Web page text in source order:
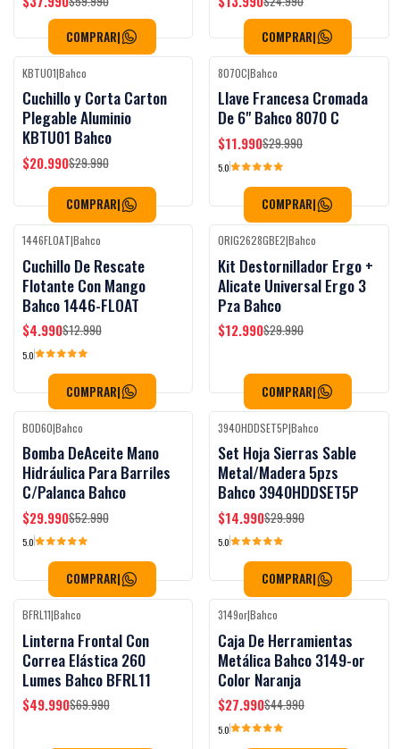
COMPRAR|
COMPRAR|
-30%OFF
KBTU01|Bahco
Cuchillo y Corta Carton
Plegable Aluminio
KBTU01 Bahco
$20.990$29.990
COMPRAR|
-60%OFF
8070C|Bahco
Llave Francesa Cromada
De 6" Bahco 8070 C
$11.990$29.990
5.0
COMPRAR|
-62%OFF
1446FLOAT|Bahco
Cuchillo De Rescate
Flotante Con Mango
Bahco 1446-FLOAT
$4.990$12.990
5.0
COMPRAR|
-57%OFF
ORIG2628GBE2|Bahco
Kit Destornillador Ergo +
Alicate Universal Ergo 3
Pza Bahco
$12.990$29.990
COMPRAR|
-43%OFF
BOD60|Bahco
Bomba DeAceite Mano
Hidráulica Para Barriles
C/Palanca Bahco
$29.990$52.990
5.0
COMPRAR|
-50%OFF
3940HDDSET5P|Bahco
Set Hoja Sierras Sable
Metal/Madera 5pzs
Bahco 3940HDDSET5P
$14.990$29.990
5.0
COMPRAR|
-29%OFF
BFRL11|Bahco
Linterna Frontal Con
Correa Elástica 260
Lumes Bahco BFRL11
$49.990$69.990
-38%OFF
3149or|Bahco
Caja De Herramientas
Metálica Bahco 3149-or
Color Naranja
$27.990$44.990
5.0